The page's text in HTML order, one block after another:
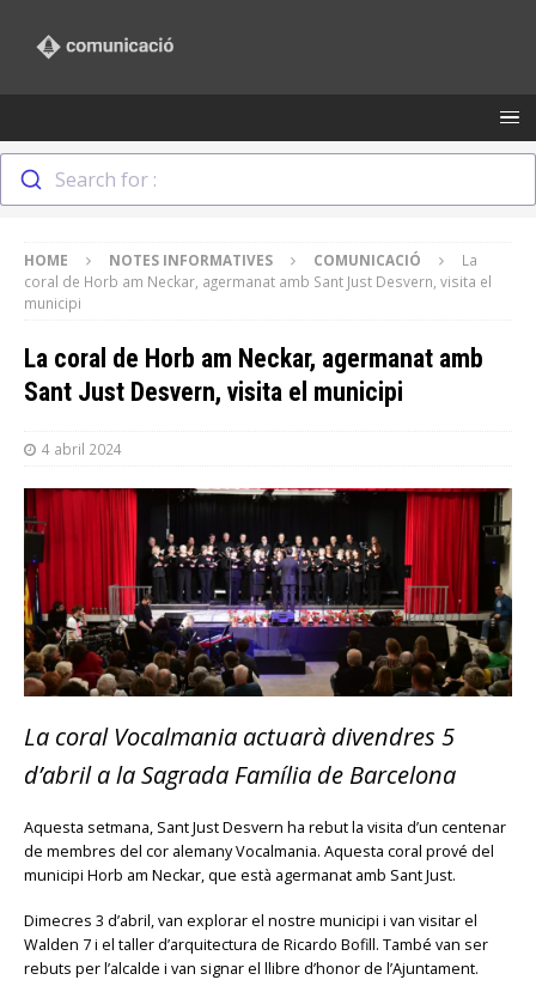
Search for :
HOME NOTES INFORMATIVES COMUNICACIÓ
La
coral de Horb am Neckar, agermanat amb Sant Just Desvern, visita el
municipi
La coral de Horb am Neckar, agermanat amb
Sant Just Desvern, visita el municipi
4 abril 2024
La coral Vocalmania actuarà divendres 5
d’abril a la Sagrada Família de Barcelona
Aquesta setmana, Sant Just Desvern ha rebut la visita d’un centenar
de membres del cor alemany Vocalmania. Aquesta coral prové del
municipi Horb am Neckar, que està agermanat amb Sant Just.
Dimecres 3 d’abril, van explorar el nostre municipi i van visitar el
Walden 7 i el taller d’arquitectura de Ricardo Bofill. També van ser
rebuts per l’alcalde i van signar el llibre d’honor de l’Ajuntament.